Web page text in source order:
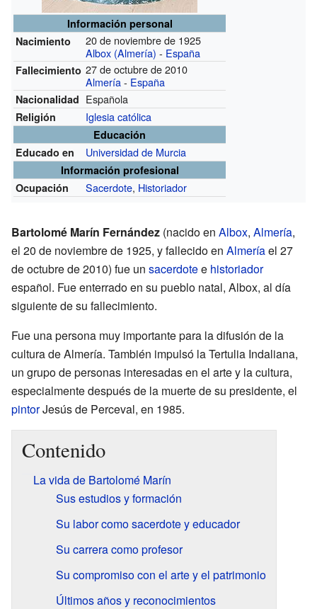
Información personal
Nacimiento
20 de noviembre de 1925
Albox (Almería) - España
Fallecimiento 27 de octubre de 2010
Almería- España
Nacionalidad Española
Religión Iglesia católica
Educación
Educado en
Universidad de Murcia
Información profesional
Ocupación
Sacerdote, Historiador
Bartolomé Marín Fernández (nacido en Albox, Almería,
el 20 de noviembre de 1925, y fallecido en Almeríael 27
de octubre de 2010) fue un sacerdotee historiador
español. Fue enterrado en su pueblo natal, Albox, al día
siguiente de su fallecimiento.
Fue una persona muy importante para la difusión de la
cultura de Almería. También impulsó la Tertulia Indaliana,
un grupo de personas interesadas en el arte y la cultura,
especialmente después de la muerte de su presidente, el
pintorJesús de Perceval, en 1985.
Contenido
La vida de Bartolomé Marín
Sus estudios y formación
Su labor como sacerdote y educador
Su carrera como profesor
Su compromiso con el arte y el patrimonio
Últimos años y reconocimientos